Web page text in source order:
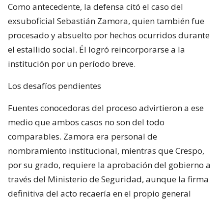
Como antecedente, la defensa citó el caso del
exsuboficial Sebastián Zamora, quien también fue
procesado y absuelto por hechos ocurridos durante
el estallido social. Él logró reincorporarse a la
institución por un período breve.
Los desafíos pendientes
Fuentes conocedoras del proceso advirtieron a ese
medio que ambos casos no son del todo
comparables. Zamora era personal de
nombramiento institucional, mientras que Crespo,
por su grado, requiere la aprobación del gobierno a
través del Ministerio de Seguridad, aunque la firma
definitiva del acto recaería en el propio general